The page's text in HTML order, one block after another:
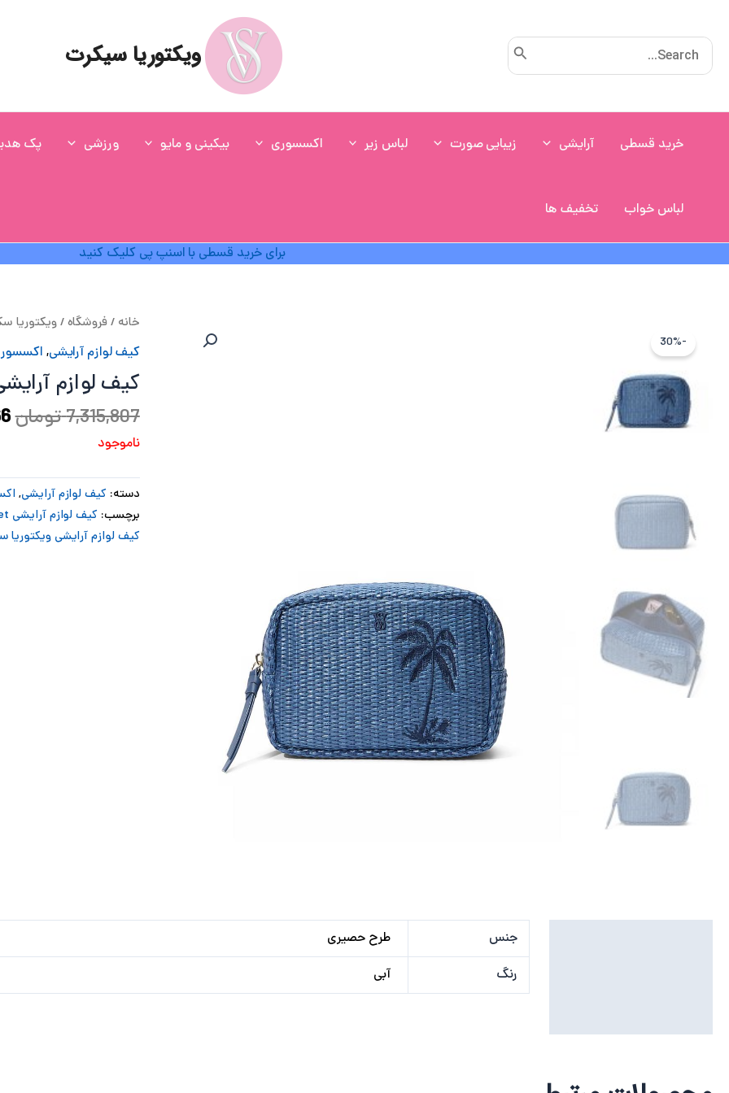
Search
for:
ویکتوریا سیکرت
خرید قسطی آرایشی زیبایی صورت لباس زیر اکسسوری بیکینی و مایو ورزشی پک
لباس خواب تخفیف ها
برای خرید قسطی با اسنپ پی کلیک کنید
-30%
خانه /فروشگاه/ویکتوریا
کیف لوازم آرایشی,
کیف لوازم
7,315,807تومان
ناموجود
دسته: کیف لوازم آرایشی,
برچسب: کیف لوازم آرایشی Victoria's secret
کیف لوازم آرایشی ویکتوریا
جنس
طرح حصیری
رنگ
آبی